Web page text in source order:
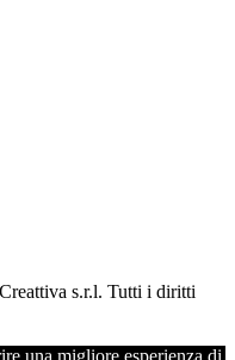
s.r.l. Tutti i diritti
una migliore esperienza di